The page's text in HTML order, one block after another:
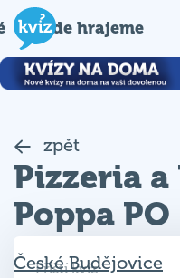
Kde hrajeme
zpět
Pizzeria
Poppa PO
České Budějovice
Příští kvíz